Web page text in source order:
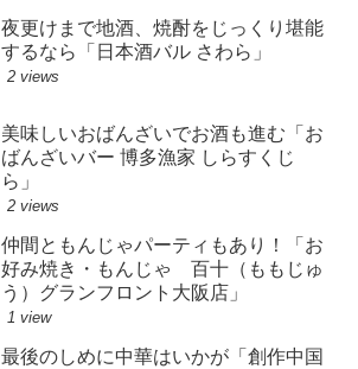
夜更けまで地酒、焼酎をじっくり堪能
するなら「日本酒バル さわら」
2 views
美味しいおばんざいでお酒も進む「お
ばんざいバー 博多漁家 しらすくじ
ら」
2 views
仲間ともんじゃパーティもあり！「お
好み焼き・もんじゃ 百十（ももじゅ
う）グランフロント大阪店」
1 view
最後のしめに中華はいかが「創作中国